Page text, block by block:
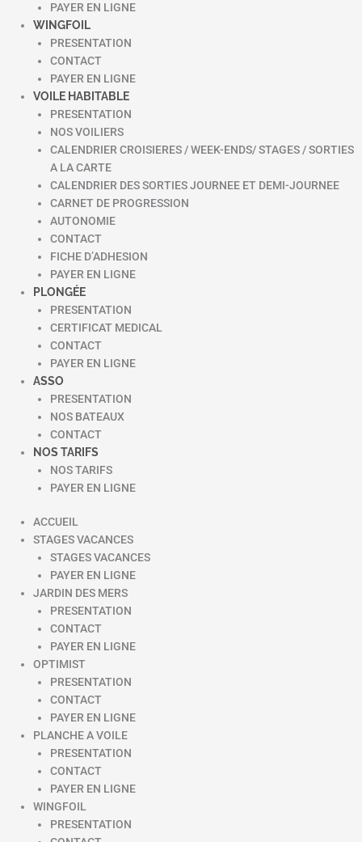
PAYER EN LIGNE
WINGFOIL
PRESENTATION
CONTACT
PAYER EN LIGNE
VOILE HABITABLE
PRESENTATION
NOS VOILIERS
CALENDRIER CROISIERES / WEEK-ENDS/ STAGES / SORTIES
A LA CARTE
CALENDRIER DES SORTIES JOURNEE ET DEMI-JOURNEE
CARNET DE PROGRESSION
AUTONOMIE
CONTACT
FICHE D’ADHESION
PAYER EN LIGNE
PLONGÉE
PRESENTATION
CERTIFICAT MEDICAL
CONTACT
PAYER EN LIGNE
ASSO
PRESENTATION
NOS BATEAUX
CONTACT
NOS TARIFS
NOS TARIFS
PAYER EN LIGNE
ACCUEIL
STAGES VACANCES
STAGES VACANCES
PAYER EN LIGNE
JARDIN DES MERS
PRESENTATION
CONTACT
PAYER EN LIGNE
OPTIMIST
PRESENTATION
CONTACT
PAYER EN LIGNE
PLANCHE A VOILE
PRESENTATION
CONTACT
PAYER EN LIGNE
WINGFOIL
PRESENTATION